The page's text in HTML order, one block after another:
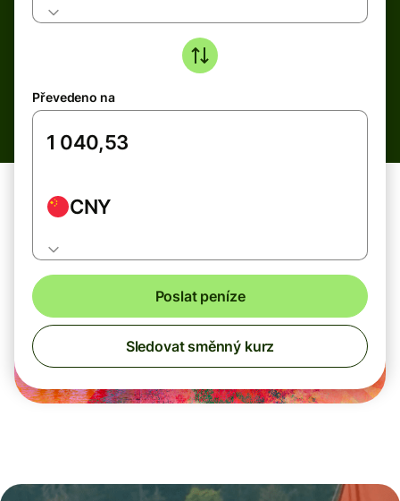
Převedeno na
CNY
Poslat peníze
Sledovat směnný kurz